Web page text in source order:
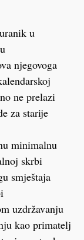
u
njegovoga
ne prelazi
za starije
minimalnu
skrbi
smještaja
uzdržavanju
kao primatelj